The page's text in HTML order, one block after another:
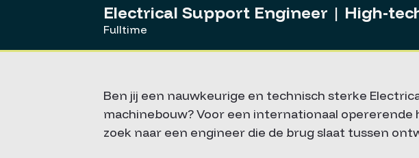
Electrical Support Engineer | High-
Fulltime
Ben jij een nauwkeurige en technisch sterke
machinebouw? Voor een internationaal
zoek naar een engineer die de brug slaat tussen